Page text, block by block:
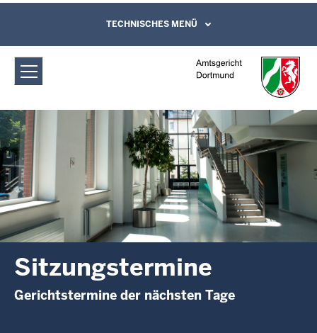
Amtsgericht Dortmund:
Sitzungstermine
Direkt zum Inhalt
Leichte Sprache, Gebärdensprachenvideo
und Kontaktformular
TECHNISCHES MENÜ
Sitzungstermine
Gerichtstermine der nächsten Tage